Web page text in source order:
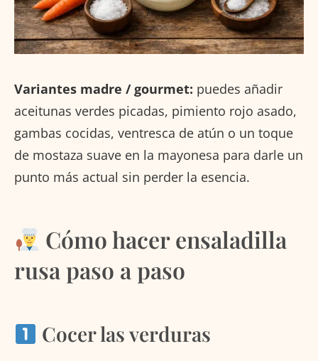
Variantes madre / gourmet: puedes añadir
aceitunas verdes picadas, pimiento rojo asado,
gambas cocidas, ventresca de atún o un toque
de mostaza suave en la mayonesa para darle un
punto más actual sin perder la esencia.
Cómo hacer ensaladilla
rusa paso a paso
Cocer las verduras